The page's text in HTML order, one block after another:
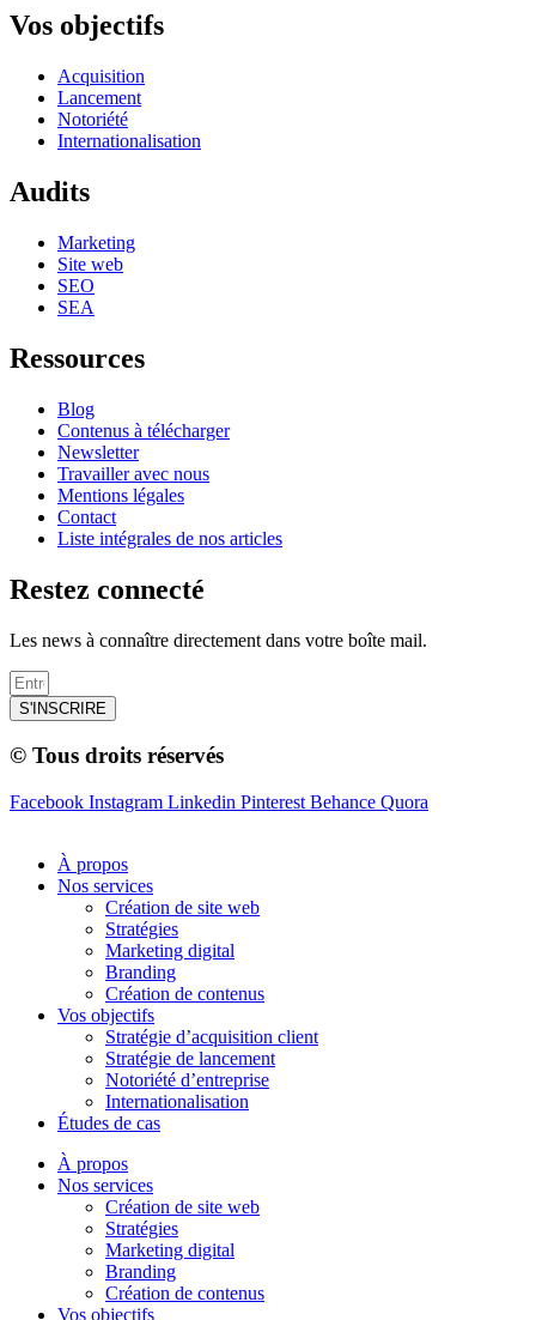
Vos objectifs
Acquisition
Lancement
Notoriété
Internationalisation
Audits
Marketing
Site web
SEO
SEA
Ressources
Blog
Contenus à télécharger
Newsletter
Travailler avec nous
Mentions légales
Contact
Liste intégrales de nos articles
Restez connecté
Les news à connaître directement dans votre boîte mail.
S'INSCRIRE
© Tous droits réservés
Facebook Instagram Linkedin Pinterest Behance Quora
À propos
Nos services
Création de site web
Stratégies
Marketing digital
Branding
Création de contenus
Vos objectifs
Stratégie d’acquisition client
Stratégie de lancement
Notoriété d’entreprise
Internationalisation
Études de cas
À propos
Nos services
Création de site web
Stratégies
Marketing digital
Branding
Création de contenus
Vos objectifs